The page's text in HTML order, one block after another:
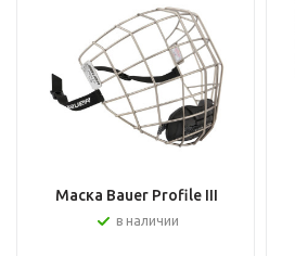
Маска Bauer Profile III
в наличии